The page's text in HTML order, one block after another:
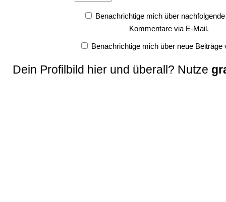
Benachrichtige mich über nachfolgende
Kommentare via E-Mail.
Benachrichtige mich über neue Beiträge
Dein Profilbild hier und überall? Nutze